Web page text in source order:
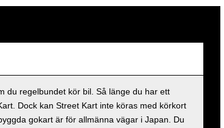
du regelbundet kör bil. Så länge du har ett
Dock kan Street Kart inte köras med körkort
gokart är för allmänna vägar i Japan. Du